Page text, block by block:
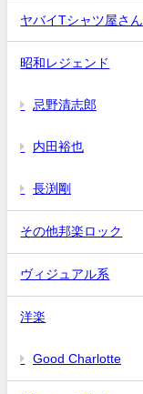
ヤバイTシャツ屋さん
昭和レジェンド
忌野清志郎
内田裕也
長渕剛
その他邦楽ロック
ヴィジュアル系
洋楽
Good Charlotte